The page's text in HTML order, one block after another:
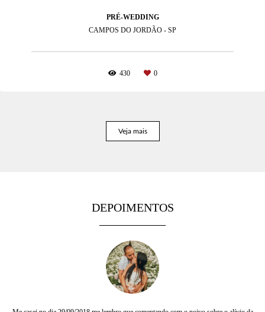
PRÉ-WEDDING
CAMPOS DO JORDÃO - SP
430 0
Veja mais
DEPOIMENTOS